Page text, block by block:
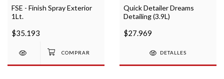
FSE - Finish Spray Exterior
1Lt.
$35.193
Quick Detailer Dreams
Detailing (3.9L)
$27.969
DETALLES